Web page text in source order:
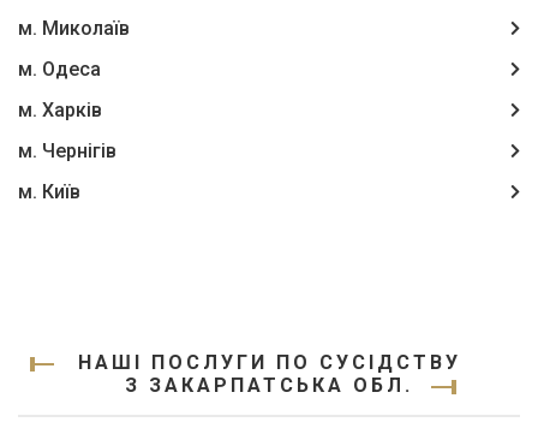
м. Миколаїв
м. Одеса
м. Харків
м. Чернігів
м. Київ
НАШІ ПОСЛУГИ ПО СУСІДСТВУ
З ЗАКАРПАТСЬКА ОБЛ.